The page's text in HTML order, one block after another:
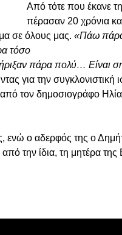
Από τότε που έκανε
πέρασαν 20 χρόνια
σε όλους μας. «Πάω πάρα
τόσο
πάρα πολύ… Είναι
για την
τον δημοσιογράφο
ο αδερφός της ο
την ίδια, τη μητέρα